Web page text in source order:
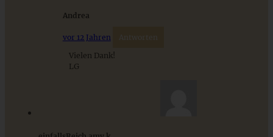
Andrea
vor 12 Jahren Antworten
Vielen Dank!
LG